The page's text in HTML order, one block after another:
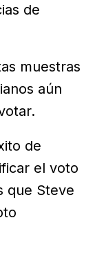
de
muestras
aún
de
el voto
que Steve